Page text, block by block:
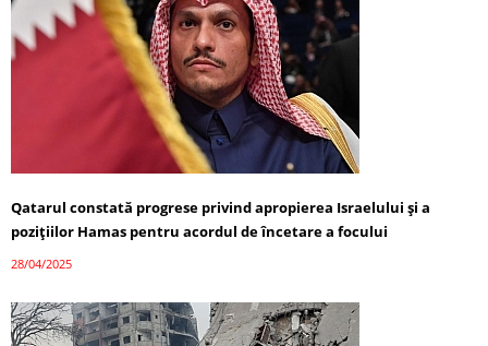
Qatarul constată progrese privind apropierea Israelului și a
pozițiilor Hamas pentru acordul de încetare a focului
28/04/2025